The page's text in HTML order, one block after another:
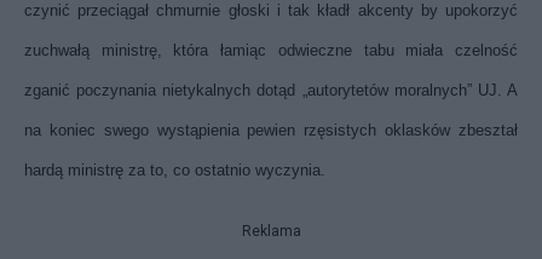
czynić przeciągał chmurnie głoski i tak kładł akcenty by upokorzyć
zuchwałą ministrę, która łamiąc odwieczne tabu miała czelność
zganić poczynania nietykalnych dotąd „autorytetów moralnych” UJ. A
na koniec swego wystąpienia pewien rzęsistych oklasków zbeształ
hardą ministrę za to, co ostatnio wyczynia.
Reklama